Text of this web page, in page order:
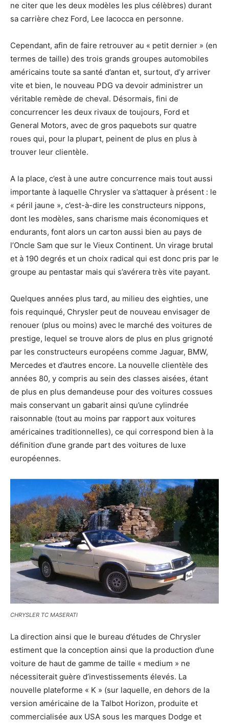
ne citer que les deux modèles les plus célèbres) durant
sa carrière chez Ford, Lee Iacocca en personne.
Cependant, afin de faire retrouver au « petit dernier » (en
termes de taille) des trois grands groupes automobiles
américains toute sa santé d’antan et, surtout, d’y arriver
vite et bien, le nouveau PDG va devoir administrer un
véritable remède de cheval. Désormais, fini de
concurrencer les deux rivaux de toujours, Ford et
General Motors, avec de gros paquebots sur quatre
roues qui, pour la plupart, peinent de plus en plus à
trouver leur clientèle.
A la place, c’est à une autre concurrence mais tout aussi
importante à laquelle Chrysler va s’attaquer à présent : le
« péril jaune », c’est-à-dire les constructeurs nippons,
dont les modèles, sans charisme mais économiques et
endurants, font alors un carton aussi bien au pays de
l’Oncle Sam que sur le Vieux Continent. Un virage brutal
et à 190 degrés et un choix radical qui est donc pris par le
groupe au pentastar mais qui s’avérera très vite payant.
Quelques années plus tard, au milieu des eighties, une
fois requinqué, Chrysler peut de nouveau envisager de
renouer (plus ou moins) avec le marché des voitures de
prestige, lequel se trouve alors de plus en plus grignoté
par les constructeurs européens comme Jaguar, BMW,
Mercedes et d’autres encore. La nouvelle clientèle des
années 80, y compris au sein des classes aisées, étant
de plus en plus demandeuse pour des voitures cossues
mais conservant un gabarit ainsi qu’une cylindrée
raisonnable (tout au moins par rapport aux voitures
américaines traditionnelles), ce qui correspond bien à la
définition d’une grande part des voitures de luxe
européennes.
CHRYSLER TC MASERATI
La direction ainsi que le bureau d’études de Chrysler
estiment que la conception ainsi que la production d’une
voiture de haut de gamme de taille « medium » ne
nécessiterait guère d’investissements élevés. La
nouvelle plateforme « K » (sur laquelle, en dehors de la
version américaine de la Talbot Horizon, produite et
commercialisée aux USA sous les marques Dodge et